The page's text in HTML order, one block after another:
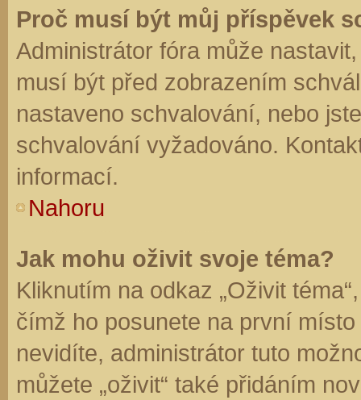
Proč musí být můj příspěvek
Administrátor fóra může
musí být před zobrazením
nastaveno schvalování, nebo
schvalování vyžadováno.
informací.
Nahoru
Jak mohu oživit svoje téma?
Kliknutím na odkaz „Oživit
čímž ho posunete na první
nevidíte, administrátor tuto
můžete „oživit“ také přidáním